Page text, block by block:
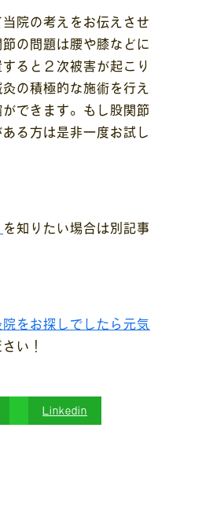
院の考えをお伝えさせ
の問題は腰や膝などに
ると２次被害が起こり
の積極的な施術を行え
できます。もし股関節
る方は是非一度お試し
を知りたい場合は別記事
をお探しでしたら元気
い！
Linkedin